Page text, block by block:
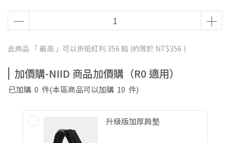
此商品 「 最高 」可以折抵紅利 356 點 (約等於 NT$356 )
加價購-NIID 商品加價購（R0 適用）
已加購 0 件(本區商品可以加購 10 件)
升級版加厚肩墊